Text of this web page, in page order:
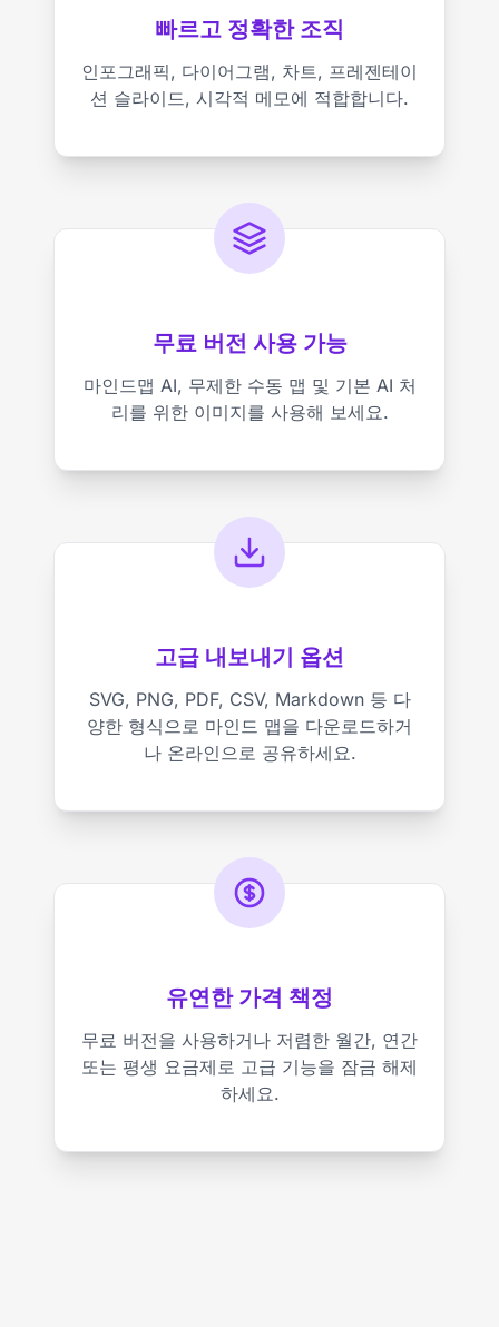
빠르고 정확한 조직
인포그래픽, 다이어그램, 차트, 프레젠테이
션 슬라이드, 시각적 메모에 적합합니다.
무료 버전 사용 가능
마인드맵 AI, 무제한 수동 맵 및 기본 AI 처
리를 위한 이미지를 사용해 보세요.
고급 내보내기 옵션
SVG, PNG, PDF, CSV, Markdown 등 다
양한 형식으로 마인드 맵을 다운로드하거
나 온라인으로 공유하세요.
유연한 가격 책정
무료 버전을 사용하거나 저렴한 월간, 연간
또는 평생 요금제로 고급 기능을 잠금 해제
하세요.